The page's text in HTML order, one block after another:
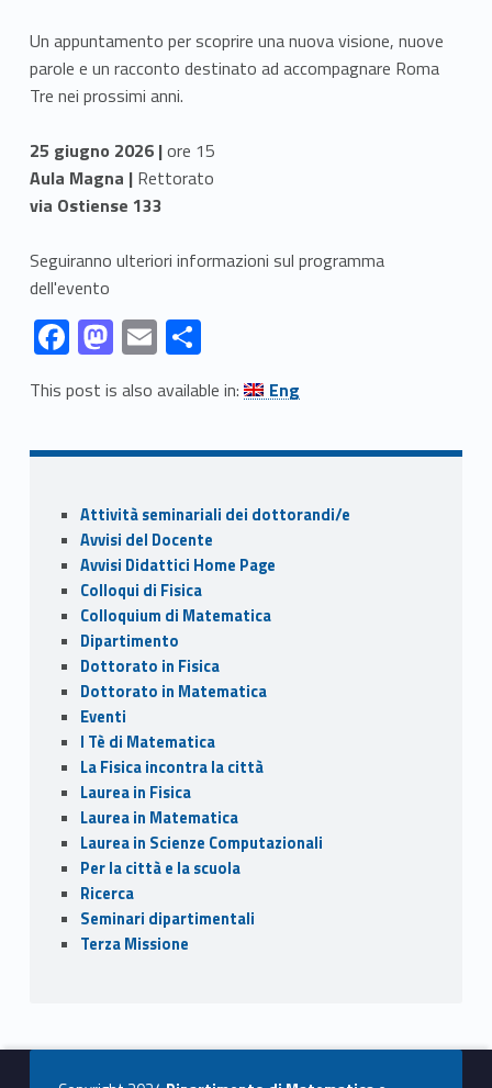
Un appuntamento per scoprire una nuova visione, nuove
parole e un racconto destinato ad accompagnare Roma
Tre nei prossimi anni.
25 giugno 2026 |ore 15
Aula Magna | Rettorato
via Ostiense 133
Seguiranno ulteriori informazioni sul programma
dell'evento
Link identifier #identifier__46685-1
F
ac
e
b
o
k
Link identifier #identifier__24956-2 M
as
to
d
n
Link identifier #identifier__113310-3 E
m
ai
l
Link identifier #identifier__165323-4 C
o
n
di
di
This post is also available in: Link identifier #identifier__89175-5 Eng
Skip back to navigation
Sidebar
Attività seminariali dei dottorandi/e
Avvisi del Docente
Avvisi Didattici Home Page
Colloqui di Fisica
Colloquium di Matematica
Dipartimento
Dottorato in Fisica
Dottorato in Matematica
Eventi
I Tè di Matematica
La Fisica incontra la città
Laurea in Fisica
Laurea in Matematica
Laurea in Scienze Computazionali
Per la città e la scuola
Ricerca
Seminari dipartimentali
Terza Missione